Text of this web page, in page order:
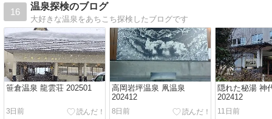
16
温泉探検のブログ
大好きな温泉をあちこち探検したブログです
笹倉温泉 龍雲荘 202501
3日前
高岡岩坪温泉 凧温泉
202412
8日前
隠れた秘湯 神
202412
11日前